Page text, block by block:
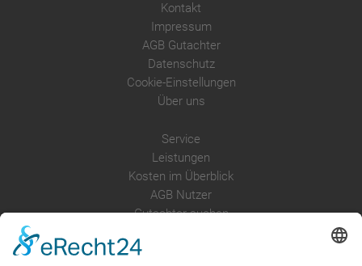
Kontakt
Impressum
AGB Gutachter
Datenschutz
Cookie-Einstellungen
Über uns
Service
Leistungen
Kosten im Überblick
AGB Nutzer
Gutachter suchen